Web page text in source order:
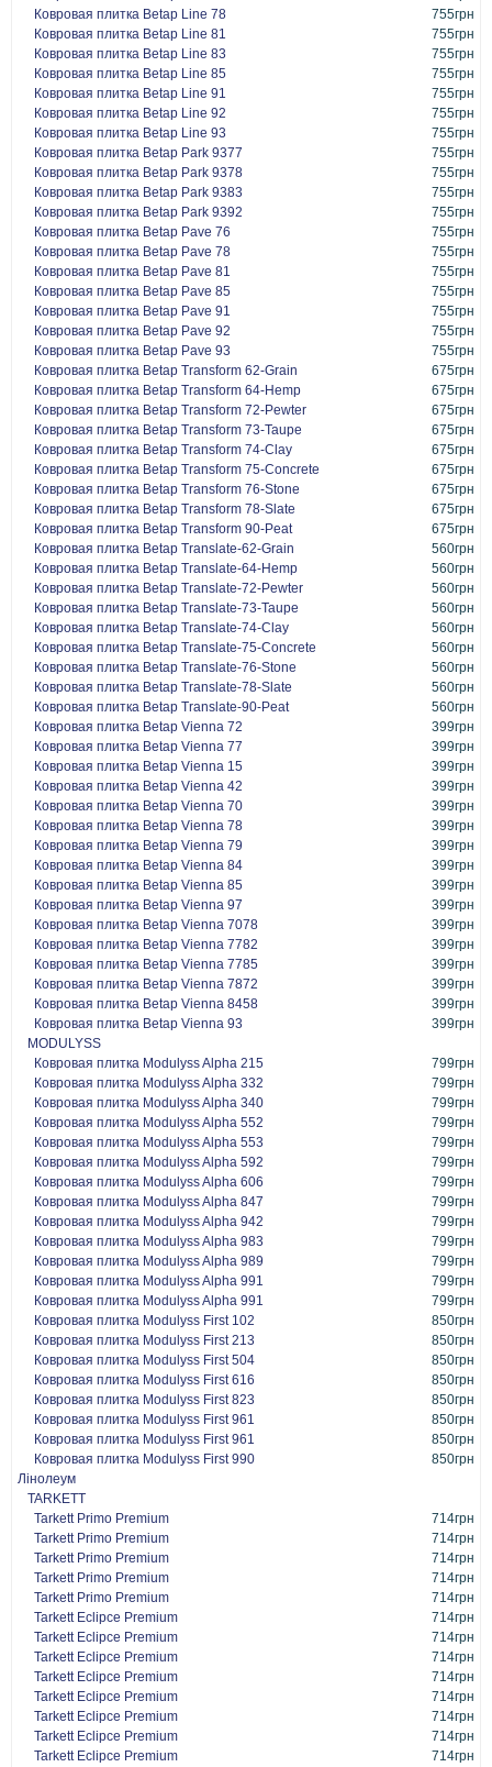
Ковровая плитка Betap Line 78
755грн
Ковровая плитка Betap Line 81
755грн
Ковровая плитка Betap Line 83
755грн
Ковровая плитка Betap Line 85
755грн
Ковровая плитка Betap Line 91
755грн
Ковровая плитка Betap Line 92
755грн
Ковровая плитка Betap Line 93
755грн
Ковровая плитка Betap Park 9377
755грн
Ковровая плитка Betap Park 9378
755грн
Ковровая плитка Betap Park 9383
755грн
Ковровая плитка Betap Park 9392
755грн
Ковровая плитка Betap Pave 76
755грн
Ковровая плитка Betap Pave 78
755грн
Ковровая плитка Betap Pave 81
755грн
Ковровая плитка Betap Pave 85
755грн
Ковровая плитка Betap Pave 91
755грн
Ковровая плитка Betap Pave 92
755грн
Ковровая плитка Betap Pave 93
755грн
Ковровая плитка Betap Transform 62-Grain
675грн
Ковровая плитка Betap Transform 64-Hemp
675грн
Ковровая плитка Betap Transform 72-Pewter
675грн
Ковровая плитка Betap Transform 73-Taupe
675грн
Ковровая плитка Betap Transform 74-Clay
675грн
Ковровая плитка Betap Transform 75-Concrete
675грн
Ковровая плитка Betap Transform 76-Stone
675грн
Ковровая плитка Betap Transform 78-Slate
675грн
Ковровая плитка Betap Transform 90-Peat
675грн
Ковровая плитка Betap Translate-62-Grain
560грн
Ковровая плитка Betap Translate-64-Hemp
560грн
Ковровая плитка Betap Translate-72-Pewter
560грн
Ковровая плитка Betap Translate-73-Taupe
560грн
Ковровая плитка Betap Translate-74-Clay
560грн
Ковровая плитка Betap Translate-75-Concrete
560грн
Ковровая плитка Betap Translate-76-Stone
560грн
Ковровая плитка Betap Translate-78-Slate
560грн
Ковровая плитка Betap Translate-90-Peat
560грн
Ковровая плитка Betap Vienna 72
399грн
Ковровая плитка Betap Vienna 77
399грн
Ковровая плитка Betap Vienna 15
399грн
Ковровая плитка Betap Vienna 42
399грн
Ковровая плитка Betap Vienna 70
399грн
Ковровая плитка Betap Vienna 78
399грн
Ковровая плитка Betap Vienna 79
399грн
Ковровая плитка Betap Vienna 84
399грн
Ковровая плитка Betap Vienna 85
399грн
Ковровая плитка Betap Vienna 97
399грн
Ковровая плитка Betap Vienna 7078
399грн
Ковровая плитка Betap Vienna 7782
399грн
Ковровая плитка Betap Vienna 7785
399грн
Ковровая плитка Betap Vienna 7872
399грн
Ковровая плитка Betap Vienna 8458
399грн
Ковровая плитка Betap Vienna 93
399грн
MODULYSS
Ковровая плитка Modulyss Alpha 215
799грн
Ковровая плитка Modulyss Alpha 332
799грн
Ковровая плитка Modulyss Alpha 340
799грн
Ковровая плитка Modulyss Alpha 552
799грн
Ковровая плитка Modulyss Alpha 553
799грн
Ковровая плитка Modulyss Alpha 592
799грн
Ковровая плитка Modulyss Alpha 606
799грн
Ковровая плитка Modulyss Alpha 847
799грн
Ковровая плитка Modulyss Alpha 942
799грн
Ковровая плитка Modulyss Alpha 983
799грн
Ковровая плитка Modulyss Alpha 989
799грн
Ковровая плитка Modulyss Alpha 991
799грн
Ковровая плитка Modulyss Alpha 991
799грн
Ковровая плитка Modulyss First 102
850грн
Ковровая плитка Modulyss First 213
850грн
Ковровая плитка Modulyss First 504
850грн
Ковровая плитка Modulyss First 616
850грн
Ковровая плитка Modulyss First 823
850грн
Ковровая плитка Modulyss First 961
850грн
Ковровая плитка Modulyss First 961
850грн
Ковровая плитка Modulyss First 990
850грн
Лінолеум
TARKETT
Tarkett Primo Premium
714грн
Tarkett Primo Premium
714грн
Tarkett Primo Premium
714грн
Tarkett Primo Premium
714грн
Tarkett Primo Premium
714грн
Tarkett Eclipce Premium
714грн
Tarkett Eclipce Premium
714грн
Tarkett Eclipce Premium
714грн
Tarkett Eclipce Premium
714грн
Tarkett Eclipce Premium
714грн
Tarkett Eclipce Premium
714грн
Tarkett Eclipce Premium
714грн
Tarkett Eclipce Premium
714грн